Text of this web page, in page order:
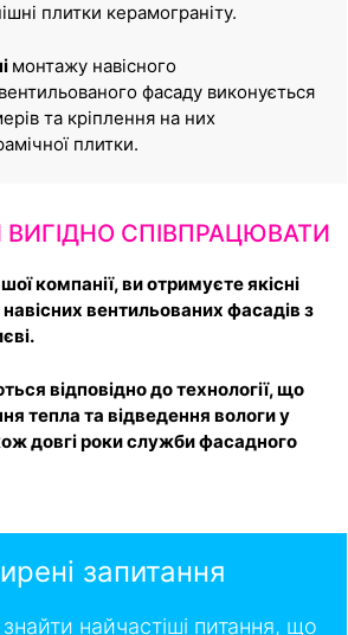
плитки керамограніту.
монтажу навісного
фасаду виконується
та кріплення на них
плитки.
СПІВПРАЦЮВАТИ
компанії, ви отримуєте якісні
вентильованих фасадів з
відповідно до технології, що
тепла та відведення вологи у
довгі роки служби фасадного
запитання
найчастіші питання, що